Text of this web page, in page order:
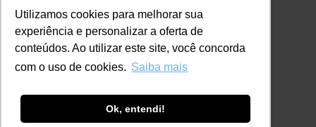
Utilizamos cookies para melhorar sua
experiência e personalizar a oferta de
conteúdos. Ao utilizar este site, você concorda
com o uso de cookies. Saiba mais
Ok, entendi!
CONTATO
+55 11 3259-2837
+55 11 98924-8322